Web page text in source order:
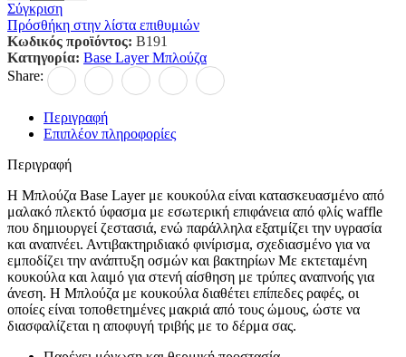
Σύγκριση
Πρόσθήκη στην λίστα επιθυμιών
Κωδικός προϊόντος: B191
Κατηγορία: Base Layer Μπλούζα
Share:
Περιγραφή
Επιπλέον πληροφορίες
Περιγραφή
Η Μπλούζα Base Layer με κουκούλα είναι κατασκευασμένο από
μαλακό πλεκτό ύφασμα με εσωτερική επιφάνεια από φλίς waffle
που δημιουργεί ζεστασιά, ενώ παράλληλα εξατμίζει την υγρασία
και αναπνέει. Αντιβακτηριδιακό φινίρισμα, σχεδιασμένο για να
εμποδίζει την ανάπτυξη οσμών και βακτηρίων Με εκτεταμένη
κουκούλα και λαιμό για στενή αίσθηση με τρύπες αναπνοής για
άνεση. Η Μπλούζα με κουκούλα διαθέτει επίπεδες ραφές, οι
οποίες είναι τοποθετημένες μακριά από τους ώμους, ώστε να
διασφαλίζεται η αποφυγή τριβής με το δέρμα σας.